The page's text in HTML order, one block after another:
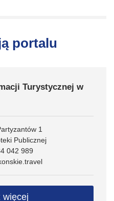
portalu
Turystycznej w
1
Publicznej
042 989
więcej